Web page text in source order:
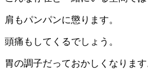
肩もパンパンに懲ります。
頭痛もしてくるでしょう。
胃の調子だっておかしくなります